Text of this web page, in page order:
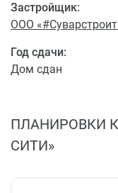
Застройщик:
ООО
Год сдачи:
Дом сдан
ПЛАНИРОВКИ
СИТИ»